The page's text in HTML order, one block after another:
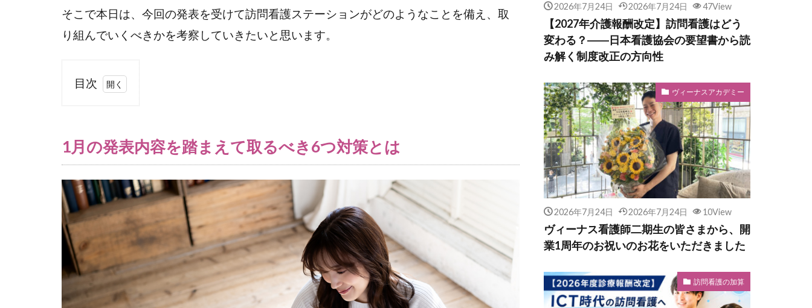
そこで本日は、今回の発表を受けて訪問看護ステーションがどのようなことを備え、取
り組んでいくべきかを考察していきたいと思います。
目次
1
発
表
内
容
を
踏
ま
え
て
る
1月の発表内容を踏まえて取るべき6つ対策とは
2026年7月24日 2026年7月24日 47View
【2027年介護報酬改定】訪問看護はどう
変わる？――日本看護協会の要望書から読
み解く制度改正の方向性
ヴィーナスアカデミー
2026年7月24日 2026年7月24日 10View
ヴィーナス看護師二期生の皆さまから、開
業1周年のお祝いのお花をいただきました
訪問看護の加算